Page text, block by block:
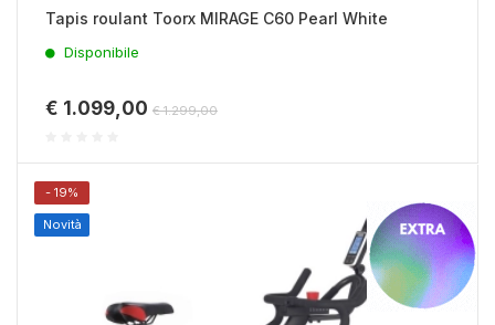
Tapis roulant Toorx MIRAGE C60 Pearl White
Disponibile
€ 1.099,00 € 1.299,00
- 19%
Novità